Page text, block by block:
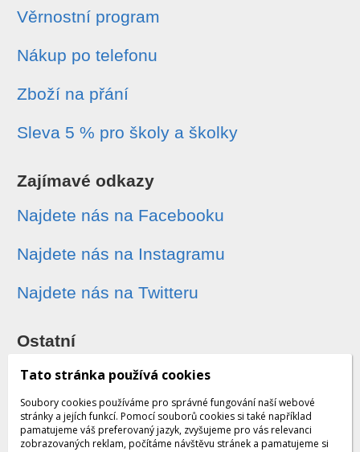
Věrnostní program
Nákup po telefonu
Zboží na přání
Sleva 5 % pro školy a školky
Zajímavé odkazy
Najdete nás na Facebooku
Najdete nás na Instagramu
Najdete nás na Twitteru
Ostatní
Sledování zásilek
Dárkové poukazy
Tato stránka používá cookies
Soubory cookies používáme pro správné fungování naší webové
stránky a jejích funkcí. Pomocí souborů cookies si také například
pamatujeme váš preferovaný jazyk, zvyšujeme pro vás relevanci
zobrazovaných reklam, počítáme návštěvu stránek a pamatujeme si